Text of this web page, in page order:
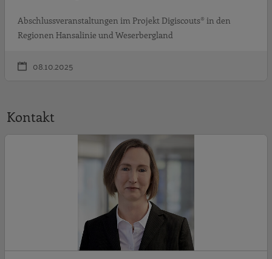
Abschlussveranstaltungen im Projekt Digiscouts® in den
Regionen Hansalinie und Weserbergland
08.10.2025
Kontakt